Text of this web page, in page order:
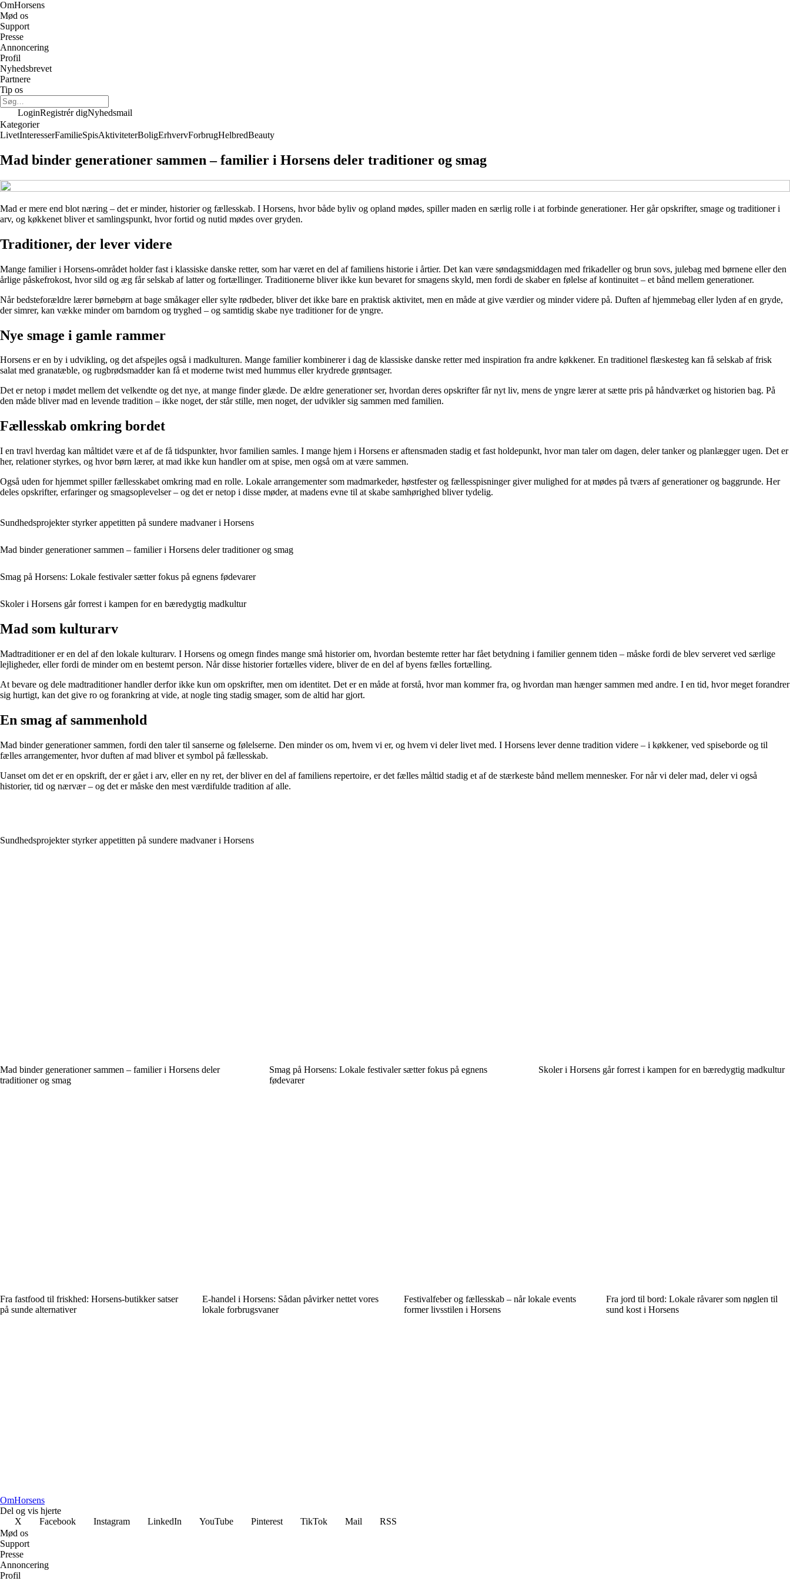
OmHorsens
Mød os
Support
Presse
Annoncering
Profil
Nyhedsbrevet
Partnere
Tip os
LoginRegistrér digNyhedsmail
Kategorier
LivetInteresserFamilieSpisAktiviteterBoligErhvervForbrugHelbredBeauty
Mad binder generationer sammen – familier i Horsens deler traditioner og smag
Mad er mere end blot næring – det er minder, historier og fællesskab. I Horsens, hvor både byliv og opland mødes, spiller maden en særlig rolle i at forbinde generationer. Her går opskrifter, smage og traditioner i
arv, og køkkenet bliver et samlingspunkt, hvor fortid og nutid mødes over gryden.
Traditioner, der lever videre
Mange familier i Horsens-området holder fast i klassiske danske retter, som har været en del af familiens historie i årtier. Det kan være søndagsmiddagen med frikadeller og brun sovs, julebag med børnene eller den
årlige påskefrokost, hvor sild og æg får selskab af latter og fortællinger. Traditionerne bliver ikke kun bevaret for smagens skyld, men fordi de skaber en følelse af kontinuitet – et bånd mellem generationer.
Når bedsteforældre lærer børnebørn at bage småkager eller sylte rødbeder, bliver det ikke bare en praktisk aktivitet, men en måde at give værdier og minder videre på. Duften af hjemmebag eller lyden af en gryde,
der simrer, kan vække minder om barndom og tryghed – og samtidig skabe nye traditioner for de yngre.
Nye smage i gamle rammer
Horsens er en by i udvikling, og det afspejles også i madkulturen. Mange familier kombinerer i dag de klassiske danske retter med inspiration fra andre køkkener. En traditionel flæskesteg kan få selskab af frisk
salat med granatæble, og rugbrødsmadder kan få et moderne twist med hummus eller krydrede grøntsager.
Det er netop i mødet mellem det velkendte og det nye, at mange finder glæde. De ældre generationer ser, hvordan deres opskrifter får nyt liv, mens de yngre lærer at sætte pris på håndværket og historien bag. På
den måde bliver mad en levende tradition – ikke noget, der står stille, men noget, der udvikler sig sammen med familien.
Fællesskab omkring bordet
I en travl hverdag kan måltidet være et af de få tidspunkter, hvor familien samles. I mange hjem i Horsens er aftensmaden stadig et fast holdepunkt, hvor man taler om dagen, deler tanker og planlægger ugen. Det er
her, relationer styrkes, og hvor børn lærer, at mad ikke kun handler om at spise, men også om at være sammen.
Også uden for hjemmet spiller fællesskabet omkring mad en rolle. Lokale arrangementer som madmarkeder, høstfester og fællesspisninger giver mulighed for at mødes på tværs af generationer og baggrunde. Her
deles opskrifter, erfaringer og smagsoplevelser – og det er netop i disse møder, at madens evne til at skabe samhørighed bliver tydelig.
Sundhedsprojekter styrker appetitten på sundere madvaner i Horsens
Mad binder generationer sammen – familier i Horsens deler traditioner og smag
Smag på Horsens: Lokale festivaler sætter fokus på egnens fødevarer
Skoler i Horsens går forrest i kampen for en bæredygtig madkultur
Mad som kulturarv
Madtraditioner er en del af den lokale kulturarv. I Horsens og omegn findes mange små historier om, hvordan bestemte retter har fået betydning i familier gennem tiden – måske fordi de blev serveret ved særlige
lejligheder, eller fordi de minder om en bestemt person. Når disse historier fortælles videre, bliver de en del af byens fælles fortælling.
At bevare og dele madtraditioner handler derfor ikke kun om opskrifter, men om identitet. Det er en måde at forstå, hvor man kommer fra, og hvordan man hænger sammen med andre. I en tid, hvor meget forandrer
sig hurtigt, kan det give ro og forankring at vide, at nogle ting stadig smager, som de altid har gjort.
En smag af sammenhold
Mad binder generationer sammen, fordi den taler til sanserne og følelserne. Den minder os om, hvem vi er, og hvem vi deler livet med. I Horsens lever denne tradition videre – i køkkener, ved spiseborde og til
fælles arrangementer, hvor duften af mad bliver et symbol på fællesskab.
Uanset om det er en opskrift, der er gået i arv, eller en ny ret, der bliver en del af familiens repertoire, er det fælles måltid stadig et af de stærkeste bånd mellem mennesker. For når vi deler mad, deler vi også
historier, tid og nærvær – og det er måske den mest værdifulde tradition af alle.
Sundhedsprojekter styrker appetitten på sundere madvaner i Horsens
Mad binder generationer sammen – familier i Horsens deler
traditioner og smag
Smag på Horsens: Lokale festivaler sætter fokus på egnens
fødevarer
Skoler i Horsens går forrest i kampen for en bæredygtig madkultur
Fra fastfood til friskhed: Horsens-butikker satser
på sunde alternativer
E-handel i Horsens: Sådan påvirker nettet vores
lokale forbrugsvaner
Festivalfeber og fællesskab – når lokale events
former livsstilen i Horsens
Fra jord til bord: Lokale råvarer som nøglen til
sund kost i Horsens
OmHorsens
Del og vis hjerte
X
Facebook Instagram LinkedIn YouTube Pinterest TikTok Mail
RSS
Mød os
Support
Presse
Annoncering
Profil